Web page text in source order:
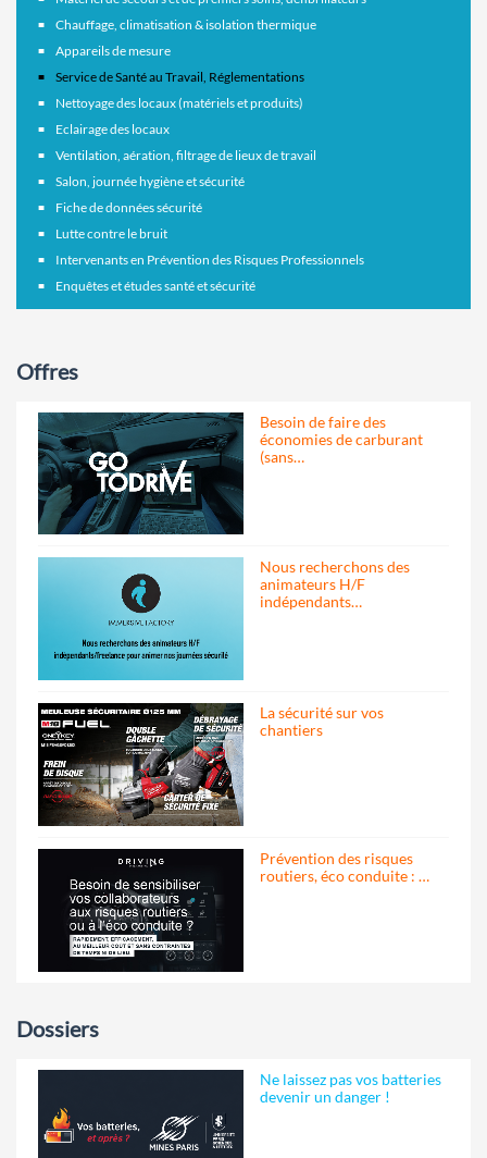
Chauffage, climatisation & isolation thermique
Appareils de mesure
Service de Santé au Travail, Réglementations
Nettoyage des locaux (matériels et produits)
Eclairage des locaux
Ventilation, aération, filtrage de lieux de travail
Salon, journée hygiène et sécurité
Fiche de données sécurité
Lutte contre le bruit
Intervenants en Prévention des Risques Professionnels
Enquêtes et études santé et sécurité
Offres
Besoin de faire des
économies de carburant
(sans…
Nous recherchons des
animateurs H/F
indépendants…
La sécurité sur vos
chantiers
Prévention des risques
routiers, éco conduite : …
Dossiers
Ne laissez pas vos batteries
devenir un danger !